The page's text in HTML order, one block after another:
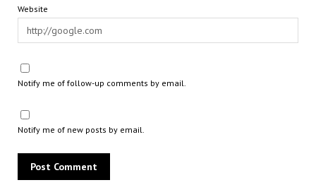
Website
Notify me of follow-up comments by email.
Notify me of new posts by email.